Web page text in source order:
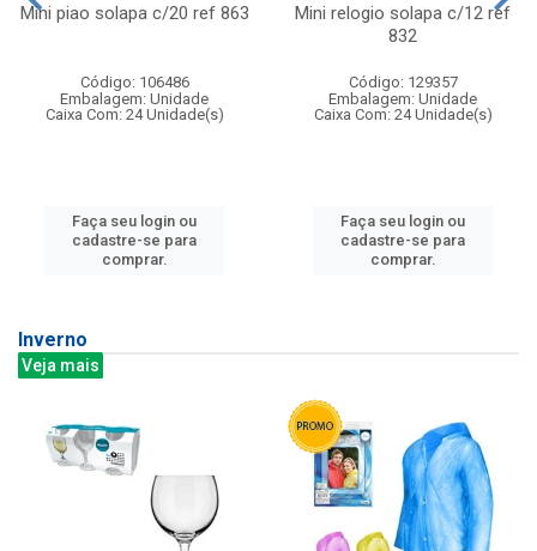
Mini piao solapa c/20 ref 863
Código: 106486
Embalagem: Unidade
Caixa Com: 24 Unidade(s)
Faça seu login ou
cadastre-se para
comprar.
Mini relogio solapa c/12 ref
832
Código: 129357
Embalagem: Unidade
Caixa Com: 24 Unidade(s)
Faça seu login ou
cadastre-se para
comprar.
Inverno
Veja mais